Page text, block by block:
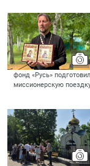
фонд «Русь»
миссионерскую